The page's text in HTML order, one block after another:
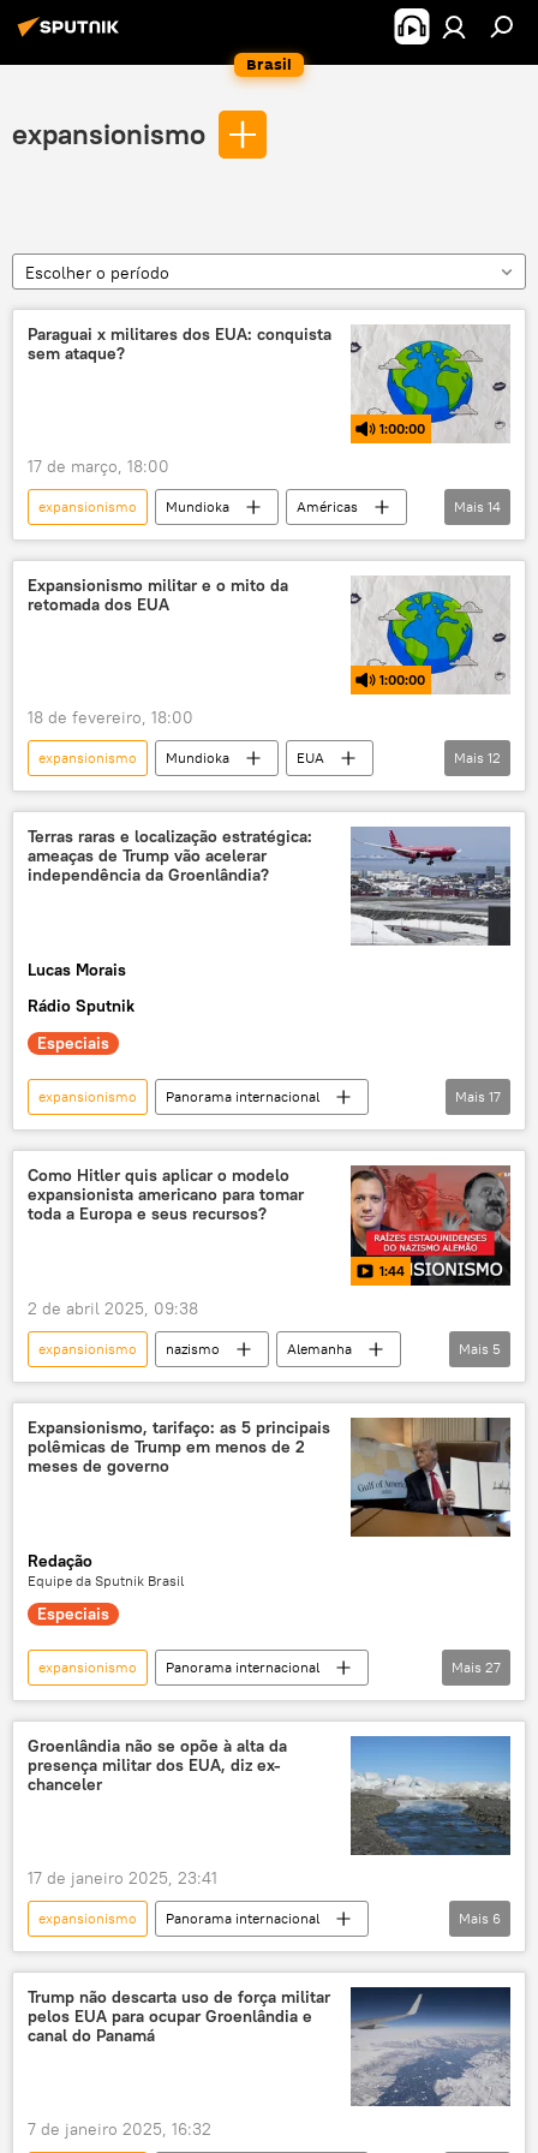
Brasil
expansionismo
Escolher o período
Paraguai x militares dos EUA: conquista
sem ataque?
1:00:00
17 de março, 18:00
expansionismo Mundioka
Américas
Estados Unidos
Paraguai
América do Sul
rádio
podcast
Santiago Peña
projeto de lei
Forças Armadas dos Estados Unidos
segurança
geopolítica
Mais 14
Expansionismo militar e o mito da
retomada dos EUA
1:00:00
18 de fevereiro, 18:00
expansionismo Mundioka
EUA
rádio
podcast
Estados Unidos
Washington
hegemonia
política externa
operação militar
Canadá
Mais 12
Terras raras e localização estratégica:
ameaças de Trump vão acelerar
independência da Groenlândia?
Lucas Morais
Rádio Sputnik
Especiais
expansionismo
Panorama internacional
Américas
Ártico
Círculo Ártico
oceano Ártico
Conselho do Ártico
Circulo Polar Ártico
Oceano Glacial Ártico
OTAN
USP
metais raros
metais de terras raras
exclusiva
Mundioka
Mais 17
Como Hitler quis aplicar o modelo
expansionista americano para tomar
toda a Europa e seus recursos?
1:44
2 de abril 2025, 09:38
expansionismo nazismo
Alemanha
Adolf Hitler
EUA
recursos naturais
Segunda Guerra Mundial
80 anos da Grande Vitória
Mais 5
Expansionismo, tarifaço: as 5 principais
polêmicas de Trump em menos de 2
meses de governo
Redação
Equipe da Sputnik Brasil
Especiais
expansionismo
Panorama internacional
Américas
Mundo
Donald Trump
Claudia Sheinbaum
Justin Trudeau
China
Washington
canal do Panamá
BRICS
Brasil
alumínio
tarifas
Estados Unidos
imigrantes
política migratória
importações
Faixa de Gaza
Palestina
palestinos
Mais 27
Groenlândia não se opõe à alta da
presença militar dos EUA, diz ex-
chanceler
17 de janeiro 2025, 23:41
expansionismo
Panorama internacional
Américas
Donald Trump
Groenlândia
Estados Unidos
Dinamarca
expansão
Mais 6
Trump não descarta uso de força militar
pelos EUA para ocupar Groenlândia e
canal do Panamá
7 de janeiro 2025, 16:32